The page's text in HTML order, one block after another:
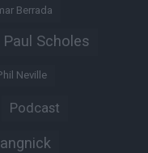
Berrada
Paul Scholes
Neville
Podcast